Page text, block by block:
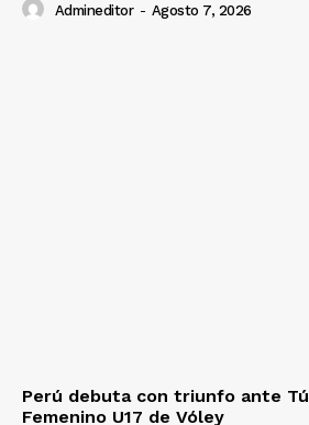
Admineditor - Agosto 7, 2026
Perú debuta con triunfo ante
Femenino U17 de Vóley